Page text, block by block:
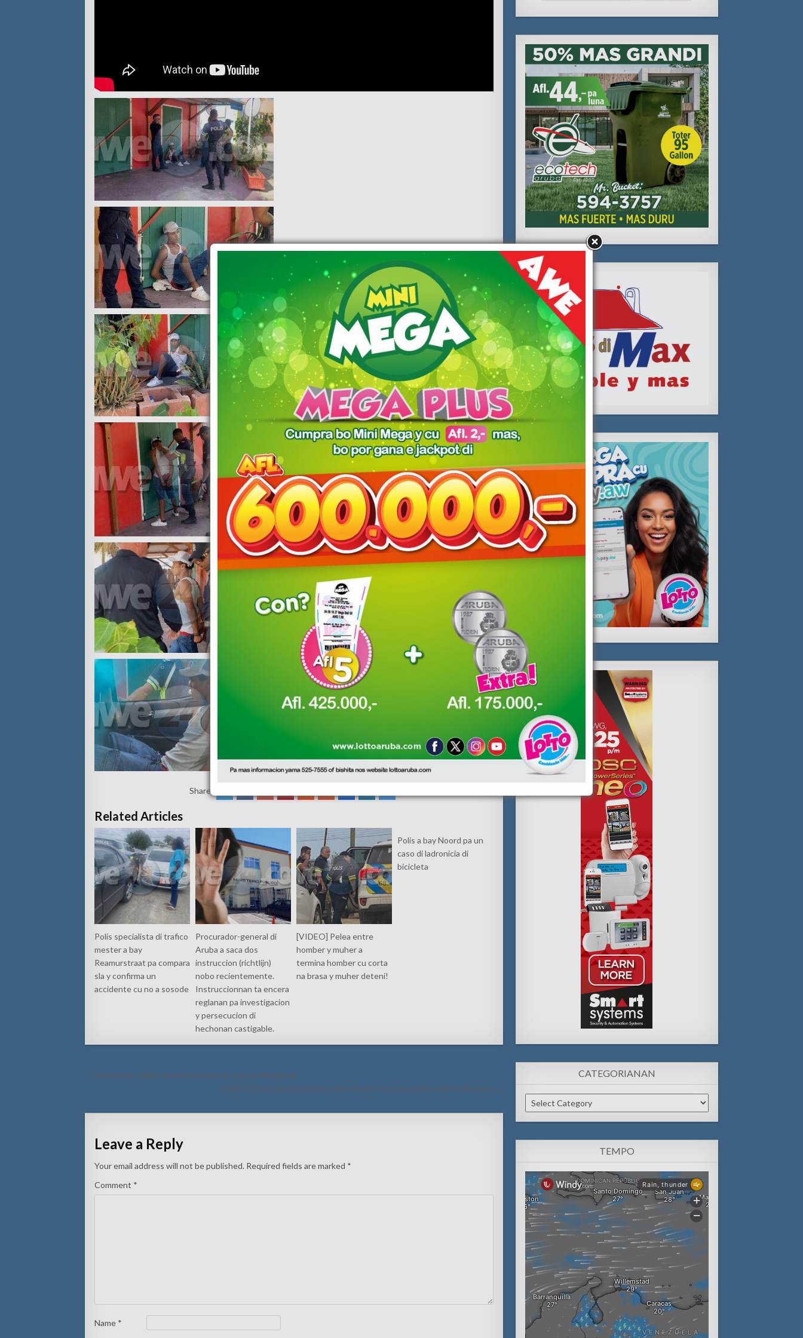
Share:
Related Articles
Polis specialista di trafico
mester a bay
Reamurstraat pa compara
sla y confirma un
accidente cu no a sosode
Procurador-general di
Aruba a saca dos
instruccion (richtlijn)
nobo recientemente.
Instruccionnan ta encera
reglanan pa investigacion
y persecucion di
hechonan castigable.
[VIDEO] Pelea entre
homber y muher a
termina homber cu corta
na brasa y muher deteni!
Polis a bay Noord pa un
caso di ladronicia di
bicicleta
Post
← Ladronnan a kibra drenta horta na un cas na Matogerai
[VIDEO] Polis a bolbe detene dama burachi cu mal comportacion riba caya →
Leave a Reply
Your email address will not be published. Required fields are marked *
Comment *
Name *
CATEGORIANAN
Categorianan
TEMPO